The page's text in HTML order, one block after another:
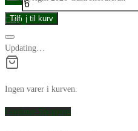
Glas
The
rioja
Tilføj til kurv
Cart
Updating…
Ingen varer i kurven.
Continue Shopping